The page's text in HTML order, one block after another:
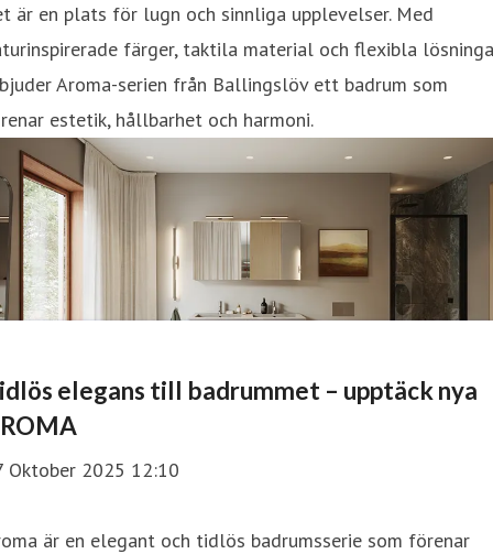
är en plats för lugn och sinnliga upplevelser. Med
färger, taktila material och flexibla
Aroma-serien från Ballingslöv ett badrum som
estetik, hållbarhet och harmoni.
elegans till badrummet – upptäck nya
Oktober 2025 12:10
är en elegant och tidlös badrumsserie som förenar